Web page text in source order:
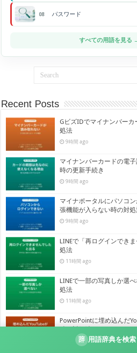
08 パスワード
すべての用語を見る
Recent Posts
GビズIDでマイナンバー
処法
9時間 ago
マイナンバーカードの電
時の更新手続き
9時間 ago
マイナポータルにパソコ
張機能が入らない時の対
9時間 ago
LINEで「再ログインでき
処法
11時間 ago
LINEで一部の写真しか選
処法
11時間 ago
PowerPointに埋め込んだ
11時間 ago
辞 用語辞典を検索